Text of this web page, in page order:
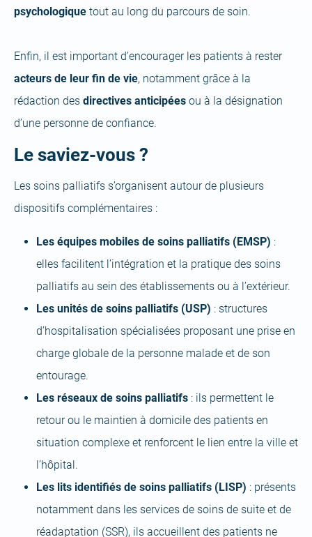
psychologique tout au long du parcours de soin.
Enfin, il est important d’encourager les patients à rester
acteurs de leur fin de vie, notamment grâce à la
rédaction des directives anticipées ou à la désignation
d’une personne de confiance.
Le saviez-vous ?
Les soins palliatifs s’organisent autour de plusieurs
dispositifs complémentaires :
Les équipes mobiles de soins palliatifs (EMSP) :
elles facilitent l’intégration et la pratique des soins
palliatifs au sein des établissements ou à l’extérieur.
Les unités de soins palliatifs (USP) : structures
d’hospitalisation spécialisées proposant une prise en
charge globale de la personne malade et de son
entourage.
Les réseaux de soins palliatifs : ils permettent le
retour ou le maintien à domicile des patients en
situation complexe et renforcent le lien entre la ville et
l’hôpital.
Les lits identifiés de soins palliatifs (LISP) : présents
notamment dans les services de soins de suite et de
réadaptation (SSR), ils accueillent des patients ne